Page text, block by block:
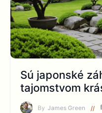
Sú japonské
tajomstvom
By James Green